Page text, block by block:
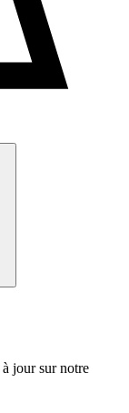
jour sur notre